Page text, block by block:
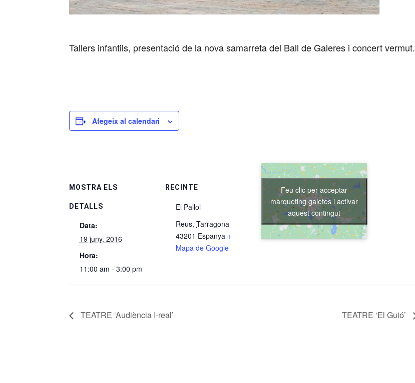
Tallers infantils, presentació de la nova samarreta del Ball de Galeres i concert vermut.
Afegeix al calendari
MOSTRA ELS
DETALLS
Data:
19 juny, 2016
Hora:
11:00 am - 3:00 pm
RECINTE
El Pallol
Reus, Tarragona
43201 Espanya +
Mapa de Google
Feu clic per acceptar
màrqueting galetes i activar
aquest contingut
TEATRE ‘Audiència I-real’ TEATRE ‘El Guió’